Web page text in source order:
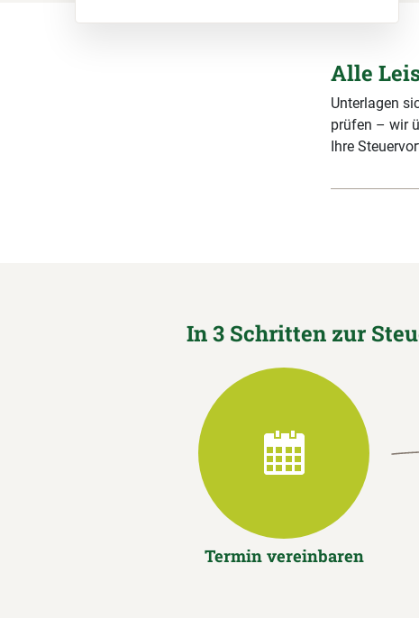
Alle
Unterlagen
prüfen – wir
Ihre
In 3 Schritten zur
Termin vereinbaren